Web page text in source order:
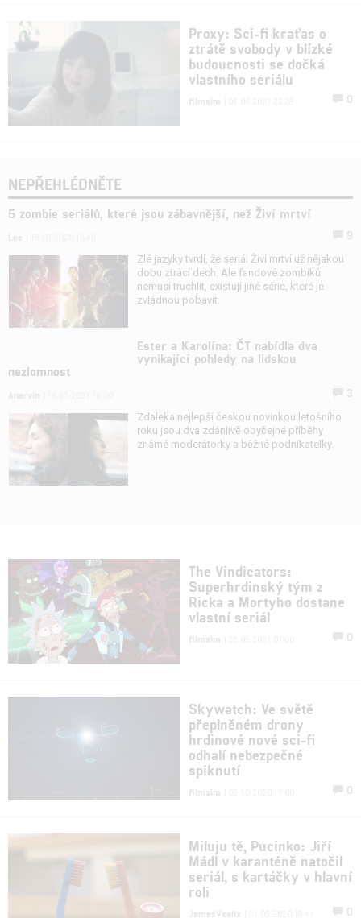
Proxy: Sci-fi kraťas o
ztrátě svobody v blízké
budoucnosti se dočká
vlastního seriálu
filmsim 0
NEPŘEHLÉDNĚTE
5 zombie seriálů, které jsou zábavnější, než Živí mrtví
Zlé jazyky tvrdí, že seriál Živí mrtví už nějakou
dobu ztrácí dech. Ale fandové zombíků
nemusí truchlit, existují jiné série, které je
zvládnou pobavit.
Ester a Karolína: ČT nabídla dva
vynikající pohledy na lidskou
nezlomnost
Zdaleka nejlepší českou novinkou letošního
roku jsou dva zdánlivě obyčejné příběhy
známé moderátorky a běžné podnikatelky.
The Vindicators:
Superhrdinský tým z
Ricka a Mortyho dostane
vlastní seriál
filmsim 0
Skywatch: Ve světě
přeplněném drony
hrdinové nové sci-fi
odhalí nebezpečné
spiknutí
filmsim 0
Miluju tě, Pucinko: Jiří
Mádl v karanténě natočil
seriál, s kartáčky v hlavní
roli
JamesVsalix 0